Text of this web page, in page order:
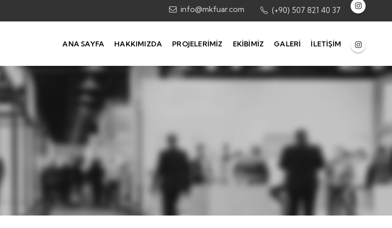
info@mkfuar.com (+90) 507 821 40 37
ANA SAYFA HAKKIMIZDA PROJELERIMIZ EKIBIMIZ GALERI İLETIŞIM